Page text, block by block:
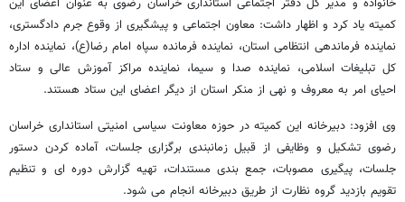
خانواده و مدیر کل دفتر اجتماعی استانداری خراسان رضوی به عنوان اعضای این
کمیته یاد کرد و اظهار داشت: معاون اجتماعی و پیشگیری از وقوع جرم دادگستری،
نماینده فرماندهی انتظامی استان، نماینده فرمانده سپاه امام رضا(ع)، نماینده اداره
کل تبلیغات اسلامی، نماینده صدا و سیما، نماینده مراکز آموزش عالی و ستاد
احیای امر به معروف و نهی از منکر استان از دیگر اعضای این ستاد هستند.
وی افزود: دبیرخانه این کمیته در حوزه معاونت سیاسی امنیتی استانداری خراسان
رضوی تشکیل و وظایفی از قبیل زمانبندی برگزاری جلسات، آماده کردن دستور
جلسات، پیگیری مصوبات، جمع بندی مستندات، تهیه گزارش دوره ای و تنظیم
تقویم بازدید گروه نظارت از طریق دبیرخانه انجام می شود.